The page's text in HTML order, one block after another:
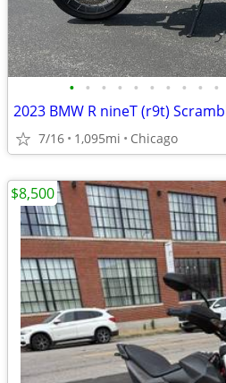
• • • • • • • • • •
2023 BMW R nineT (r9t)
7/16 1,095mi Chicago
$8,500